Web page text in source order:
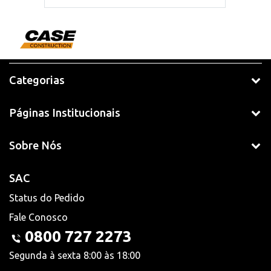
Categorias
Páginas Institucionais
Sobre Nós
SAC
Status do Pedido
Fale Conosco
0800 727 2273
Segunda à sexta 8:00 às 18:00